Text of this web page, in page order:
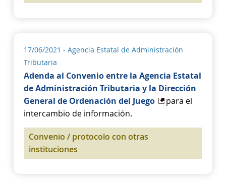
17/06/2021 - Agencia Estatal de Administración
Tributaria
Adenda al Convenio entre la Agencia Estatal
de Administración Tributaria y la Dirección
General de Ordenación del Juego
para el
intercambio de información.
Convenio / protocolo con otras
instituciones